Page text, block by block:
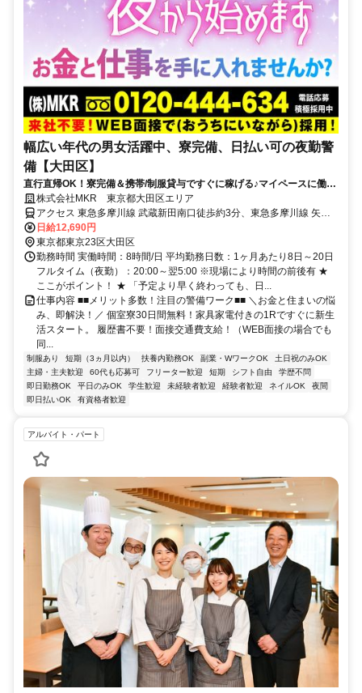
幅広い年代の男女活躍中、寮完備、日払い可の夜勤警
備【大田区】
直行直帰OK！寮完備＆携帯/制服貸与ですぐに稼げる♪マイペースに働け
ます！
株式会社MKR 東京都大田区エリア
アクセス 東急多摩川線 武蔵新田南口徒歩約3分、東急多摩川線 矢口
渡北口徒歩約10分、東急池上線 千鳥町出入口1徒歩約11分 東京都大
田区エリア（蒲田駅、京急蒲田駅、平和島駅、田園調布駅、池上駅、
大森駅）
日給12,690円
東京都東京23区大田区
勤務時間 実働時間：8時間/日 平均勤務日数：1ヶ月あたり8日～20日
フルタイム（夜勤）：20:00～翌5:00 ※現場により時間の前後有 ★
ここがポイント！ ★ 「予定より早く終わっても、日...
仕事内容 ■■メリット多数！注目の警備ワーク■■ ＼お金と住まいの悩
み、即解決！／ 個室寮30日間無料！家具家電付きの1Rですぐに新生
活スタート。 履歴書不要！面接交通費支給！（WEB面接の場合でも
同...
制服あり 短期（3ヵ月以内） 扶養内勤務OK 副業・WワークOK
土日祝のみOK
主婦・主夫歓迎
60代も応募可 フリーター歓迎 短期 シフト自由
学歴不問
即日勤務OK
平日のみOK 学生歓迎 未経験者歓迎 経験者歓迎 ネイルOK
夜間
即日払いOK
有資格者歓迎
アルバイト・パート